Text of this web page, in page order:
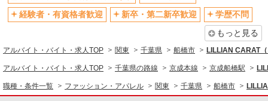
アパレル販売
未経験歓迎
ボーナス・賞与あり
服装自由
交通費支給
社会保険あり
産休・育休取得実績あり
経験者・有資格者歓迎
新卒・第二新卒歓迎
学歴不問
もっと見る
アルバイト・バイト・求人TOP 関東 千葉県 船橋市 LILLIAN CARAT
アルバイト・バイト・求人TOP 千葉県の路線 京成本線 京成船橋駅
職種・条件一覧 ファッション・アパレル 関東 千葉県 船橋市